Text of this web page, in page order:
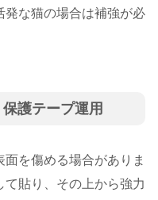
発な猫の場合は補強が必
護テープ運用
を傷める場合がありま
貼り、その上から強力